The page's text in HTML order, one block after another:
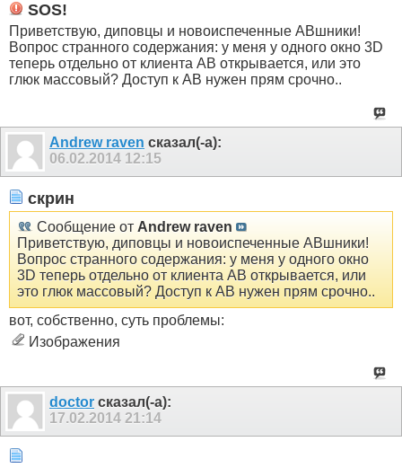
SOS!
Приветствую, диповцы и новоиспеченные АВшники!
Вопрос странного содержания: у меня у одного окно 3D
теперь отдельно от клиента АВ открывается, или это
глюк массовый? Доступ к АВ нужен прям срочно..
Andrew raven сказал(-а):
06.02.2014 12:15
скрин
Сообщение от Andrew raven
Приветствую, диповцы и новоиспеченные АВшники!
Вопрос странного содержания: у меня у одного окно
3D теперь отдельно от клиента АВ открывается, или
это глюк массовый? Доступ к АВ нужен прям срочно..
вот, собственно, суть проблемы:
Изображения
doctor сказал(-а):
17.02.2014 21:14